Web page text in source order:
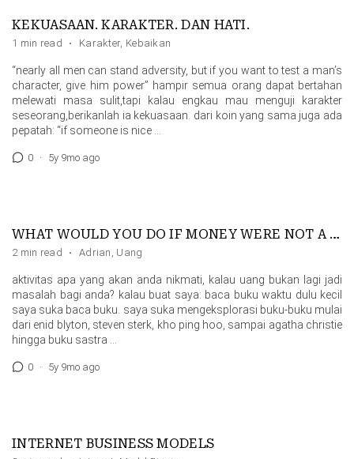
KEKUASAAN. KARAKTER. DAN HATI.
1 min read · Karakter, Kebaikan
“nearly all men can stand adversity, but if you want to test a man’s
character, give him power” hampir semua orang dapat bertahan
melewati masa sulit,tapi kalau engkau mau menguji karakter
seseorang,berikanlah ia kekuasaan. dari koin yang sama juga ada
pepatah: “if someone is nice …
0 · 5y 9mo ago
WHAT WOULD YOU DO IF MONEY WERE NOT A PROBLEM?
2 min read · Adrian , Uang
aktivitas apa yang akan anda nikmati, kalau uang bukan lagi jadi
masalah bagi anda? kalau buat saya: baca buku waktu dulu kecil
saya suka baca buku. saya suka mengeksplorasi buku-buku mulai
dari enid blyton, steven sterk, kho ping hoo, sampai agatha christie
hingga buku sastra …
0 · 5y 9mo ago
INTERNET BUSINESS MODELS